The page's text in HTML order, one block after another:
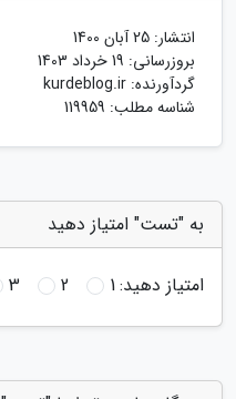
انتشار: 25 آبان 1400
بروزرسانی: 19 خرداد 1403
گردآورنده: kurdeblog.ir
شناسه مطلب: 119959
به "تست" امتیاز دهید
امتیاز دهید:1
2
3